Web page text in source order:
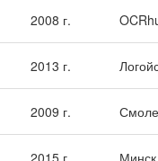
2008 г.
2013 г.
2009 г.
2015 г. Минск